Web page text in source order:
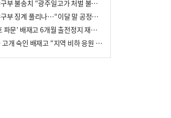
배재고 야구부 불송치 “광주일고가 처벌 불원 의사 표해”
배재고 야구부 징계 풀리나…“이달 말 공정위서 재심의”
‘스벅 구호 파문’ 배재고 6개월 출전정지 재심 신청키로
광주 찾아 고개 숙인 배재고 “지역 비하 응원 잘못”(종합)